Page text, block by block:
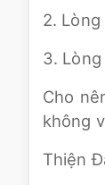
2.
3.
Cho
không
Thiện